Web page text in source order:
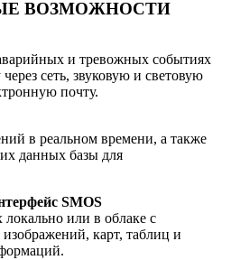
ВОЗМОЖНОСТИ
и тревожных событиях
сеть, звуковую и световую
почту.
в реальном времени, а также
данных базы для
SMOS
или в облаке с
карт, таблиц и